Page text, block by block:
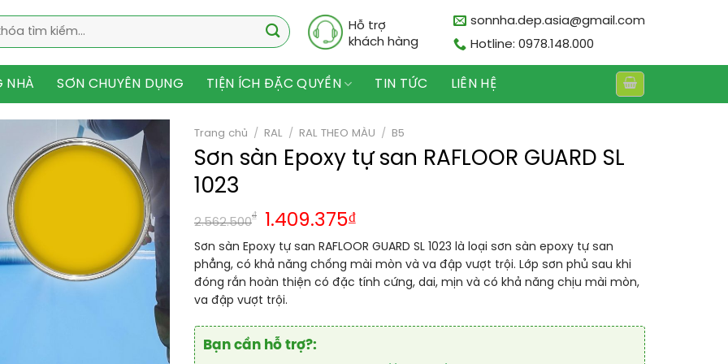
Hỗ trợ
khách hàng
sonnha.dep.asia@gmail.com
Hotline: 0978.148.000
NHÀ SƠN CHUYÊN DỤNG TIỆN ÍCH ĐẶC QUYỀN TIN TỨC LIÊN HỆ
Trang chủ / RAL / RAL THEO MÀU / B5
Sơn sàn Epoxy tự san RAFLOOR GUARD SL
1023
2.562.500
₫ 1.409.375₫
Sơn sàn Epoxy tự san RAFLOOR GUARD SL 1023 là loại sơn sàn epoxy tự san
phẳng, có khả năng chống mài mòn và va đập vượt trội. Lớp sơn phủ sau khi
đóng rắn hoàn thiện có đặc tính cứng, dai, mịn và có khả năng chịu mài mòn,
va đập vượt trội.
Bạn cần hỗ trợ?: